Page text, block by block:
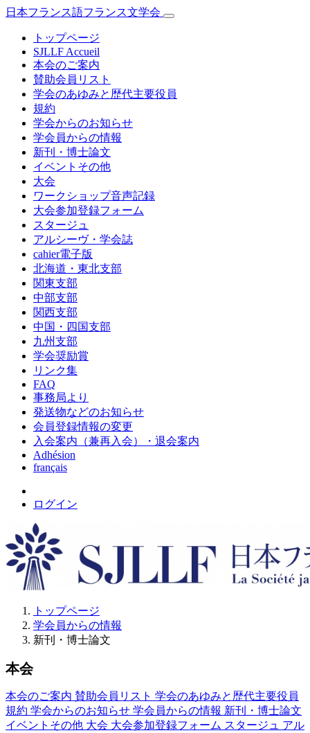
日本フランス語フランス文学会
トップページ
SJLLF Accueil
本会のご案内
賛助会員リスト
学会のあゆみと歴代主要役員
規約
学会からのお知らせ
学会員からの情報
新刊・博士論文
イベントその他
大会
ワークショップ音声記録
大会参加登録フォーム
スタージュ
アルシーヴ・学会誌
cahier電子版
北海道・東北支部
関東支部
中部支部
関西支部
中国・四国支部
九州支部
学会奨励賞
リンク集
FAQ
事務局より
発送物などのお知らせ
会員登録情報の変更
入会案内（兼再入会）・退会案内
Adhésion
français
ログイン
トップページ
学会員からの情報
新刊・博士論文
本会
本会のご案内 賛助会員リスト 学会のあゆみと歴代主要役員
規約 学会からのお知らせ 学会員からの情報 新刊・博士論文
イベントその他 大会 大会参加登録フォーム スタージュ アル